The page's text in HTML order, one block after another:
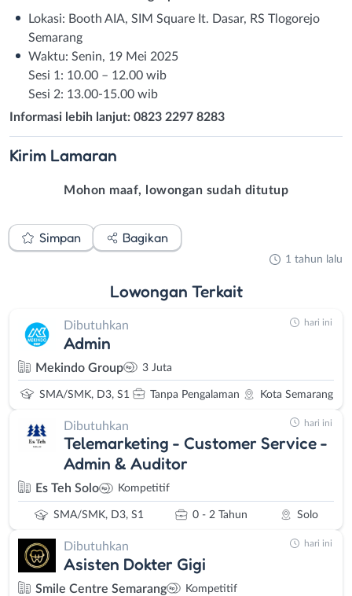
Lokasi: Booth AIA, SIM Square It. Dasar, RS Tlogorejo
Semarang
Waktu: Senin, 19 Mei 2025
Sesi 1: 10.00 – 12.00 wib
Sesi 2: 13.00-15.00 wib
Informasi lebih lanjut: 0823 2297 8283
Kirim Lamaran
Mohon maaf, lowongan sudah ditutup
Simpan Bagikan
1 tahun lalu
Lowongan Terkait
Dibutuhkan
Admin
Mekindo Group 3 Juta
SMA/SMK, D3, S1 Tanpa Pengalaman Kota Semarang
hari ini
Dibutuhkan
Telemarketing - Customer Service -
Admin & Auditor
Es Teh Solo Kompetitif
SMA/SMK, D3, S1 0 - 2 Tahun Solo
hari ini
Dibutuhkan
Asisten Dokter Gigi
Smile Centre Semarang Kompetitif
hari ini